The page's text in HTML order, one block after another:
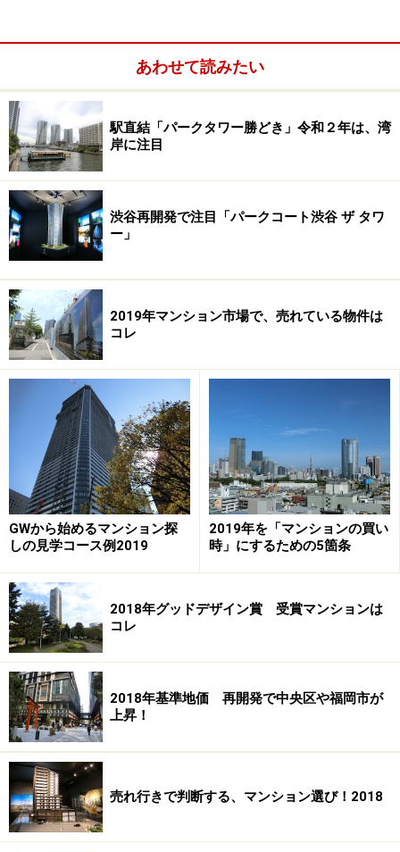
ョン用地も上昇しており、特に売れ行きの良い駅周辺の
案件は、入札価格の上昇が顕著になっています。
秋口にオープンした某マンションのモデルルームを例に
挙げると、郊外エリアの比較的人気の高い中核エリアに
建つファミリー向けマンションだったのですが、程なく
モデルルームが閉鎖されました。売主のホームページを
見ると販売中止との事。伝え聞く話しによると、ファン
ド用に事業用資産として売却された様です。賃料相場の
ファミリー向けマンションが収益資産として購入される
ことには、驚きました。
不動産証券化の実績推移（出典：国土交通省 平成18年
土地白書） 不動産証券化の規模は、拡大傾向が続いて
いる。
ファンドのマーケットが徐々に整備され、明らかに不動
が低下することによって（例えば6％から5％）物件価格
は上昇しています。オフィスの空室率の低下もあり都心
部のオフィス賃料が上昇していることも地価上昇の一因
になっています。
既に、都心部では中古マンション価格も上昇し、以前の
ような投資での購入は減り、居住用でないと購入しにく
いという声も仲介業者から聞きます。
結果的に供給エリアは郊外に押し出されつつあり、都心
近郊エリアにまず波及。東急田園都市線や東急東横線、
あわせて読みたい
駅直結「パークタワー勝どき」令和２年は、湾
岸に注目
渋谷再開発で注目「パークコート渋谷 ザ タワ
ー」
2019年マンション市場で、売れている物件は
コレ
GWから始めるマンション探
しの見学コース例2019
2019年を「マンションの買い
時」にするための5箇条
2018年グッドデザイン賞 受賞マンションは
コレ
2018年基準地価 再開発で中央区や福岡市が
上昇！
売れ行きで判断する、マンション選び！2018